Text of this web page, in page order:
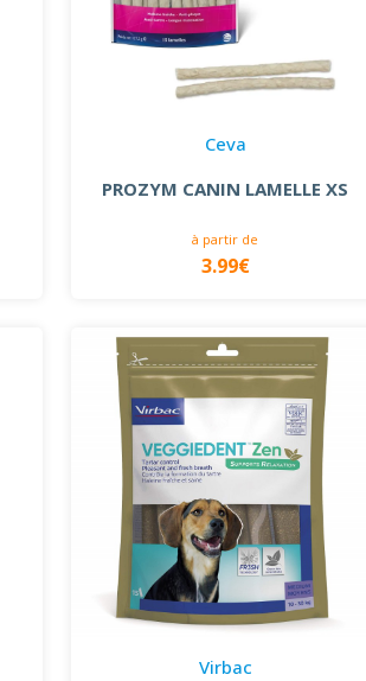
Ceva
PROZYM CANIN LAMELLE XS
à partir de
3.99€
Virbac